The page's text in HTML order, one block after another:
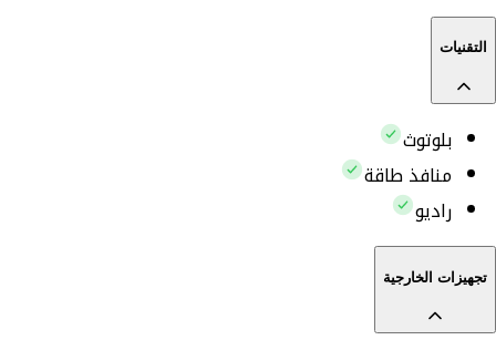
التقنيات
بلوتوث
منافذ طاقة
راديو
تجهيزات الخارجية